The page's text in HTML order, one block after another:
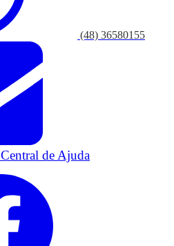
(48) 36580155
Central de Ajuda